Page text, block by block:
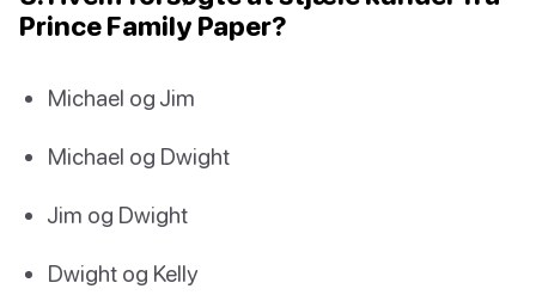
Prince Family Paper?
Michael og Jim
Michael og Dwight
Jim og Dwight
Dwight og Kelly